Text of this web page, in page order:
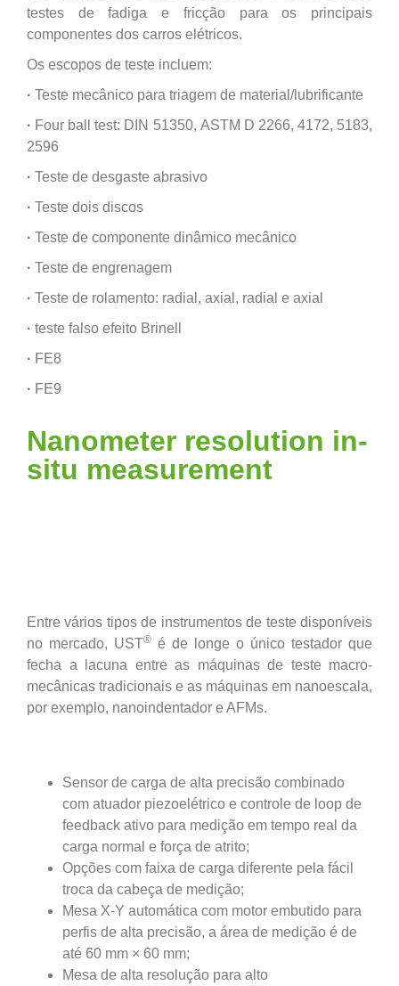
testes de fadiga e fricção para os principais
componentes dos carros elétricos.
Os escopos de teste incluem:
· Teste mecânico para triagem de material/lubrificante
· Four ball test: DIN 51350, ASTM D 2266, 4172, 5183,
2596
· Teste de desgaste abrasivo
· Teste dois discos
· Teste de componente dinâmico mecânico
· Teste de engrenagem
· Teste de rolamento: radial, axial, radial e axial
· teste falso efeito Brinell
· FE8
· FE9
Nanometer resolution in-
situ measurement
Entre vários tipos de instrumentos de teste disponíveis
no mercado, UST® é de longe o único testador que
fecha a lacuna entre as máquinas de teste macro-
mecânicas tradicionais e as máquinas em nanoescala,
por exemplo, nanoindentador e AFMs.
Sensor de carga de alta precisão combinado
com atuador piezoelétrico e controle de loop de
feedback ativo para medição em tempo real da
carga normal e força de atrito;
Opções com faixa de carga diferente pela fácil
troca da cabeça de medição;
Mesa X-Y automática com motor embutido para
perfis de alta precisão, a área de medição é de
até 60 mm × 60 mm;
Mesa de alta resolução para alto